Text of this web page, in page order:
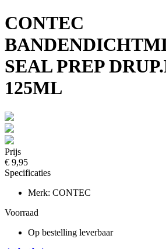
CONTEC
SEAL PREP
125ML
Prijs
€ 9,95
Specificaties
Merk: CONTEC
Voorraad
Op bestelling leverbaar